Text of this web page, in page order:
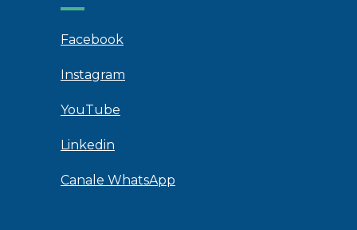
Facebook
Instagram
YouTube
Linkedin
Canale WhatsApp